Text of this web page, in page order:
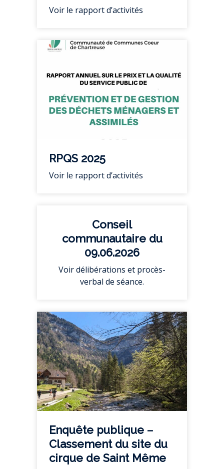
Voir le rapport d’activités
RPQS 2025
Voir le rapport d’activités
Conseil
communautaire du
09.06.2026
Voir délibérations et procès-
verbal de séance.
Enquête publique –
Classement du site du
cirque de Saint Même